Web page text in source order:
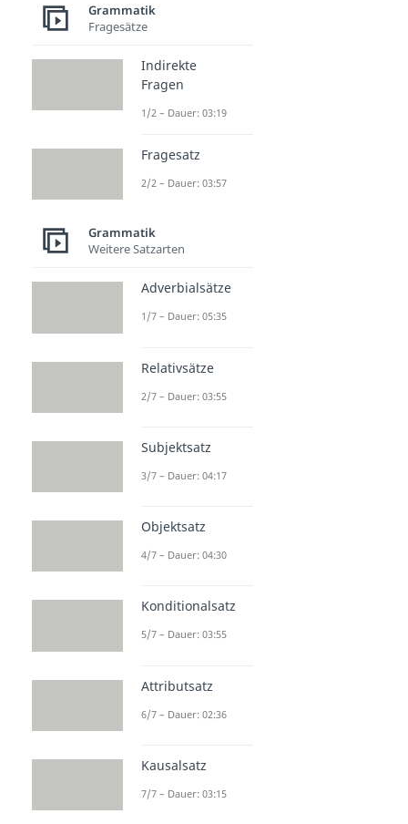
Grammatik
Fragesätze
Indirekte
Fragen
1/2 – Dauer: 03:19
Fragesatz
2/2 – Dauer: 03:57
Grammatik
Weitere Satzarten
Adverbialsätze
1/7 – Dauer: 05:35
Relativsätze
2/7 – Dauer: 03:55
Subjektsatz
3/7 – Dauer: 04:17
Objektsatz
4/7 – Dauer: 04:30
Konditionalsatz
5/7 – Dauer: 03:55
Attributsatz
6/7 – Dauer: 02:36
Kausalsatz
7/7 – Dauer: 03:15